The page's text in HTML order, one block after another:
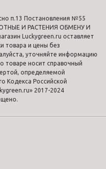
п.13 Постановления №55
И РАСТЕНИЯ ОБМЕНУ И
Luckygreen.ru оставляет
товара и цены без
уточняйте информацию
товаре носит справочный
определяемой
Кодекса Российской
2017-2024